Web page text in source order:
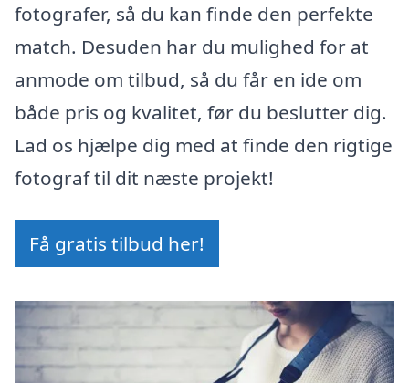
fotografer, så du kan finde den perfekte
match. Desuden har du mulighed for at
anmode om tilbud, så du får en ide om
både pris og kvalitet, før du beslutter dig.
Lad os hjælpe dig med at finde den rigtige
fotograf til dit næste projekt!
Få gratis tilbud her!